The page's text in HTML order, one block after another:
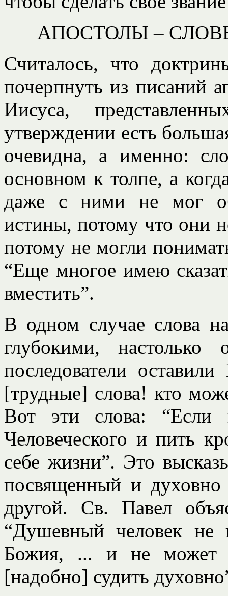
АПОСТОЛЫ –
Считалось, что
почерпнуть из писаний
Иисуса,
утверждении есть
очевидна, а именно:
основном к толпе, а
даже с ними не мог
истины, потому что они
потому не могли
“Еще многое имею
вместить”.
В одном случае слова
глубокими,
последователи
[трудные] слова! кто
Вот эти слова: “Если
Человеческого и пить
себе жизни”. Это
посвященный и
другой. Св. Павел
“Душевный человек не
Божия, ... и не может
[надобно] судить